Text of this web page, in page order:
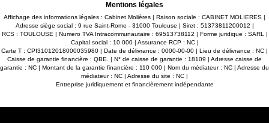
Mentions légales
Affichage des informations légales : Cabinet Molières | Raison sociale : CABINET MOLIERES |
Adresse siège social : 9 rue Saint-Rome - 31000 Toulouse | Siret : 51373811200012 |
RCS : TOULOUSE | Numero TVA Intracommunautaire : 69513738112 | Forme juridique : SARL |
Capital social : 10 000 | Assurance RCP : NC |
Carte T : CPI31012018000035980 | Date de délivrance : 0000-00-00 | Lieu de délivrance : NC |
Caisse de garantie financière : QBE. | N° de caisse de garantie : 18109 | Adresse caisse de
garantie : NC | Montant de la garantie financière : 110 000 | Nom du médiateur : NC | Adresse du
médiateur : NC | Adresse du site : NC |
Entreprise juridiquement et financièrement indépendante